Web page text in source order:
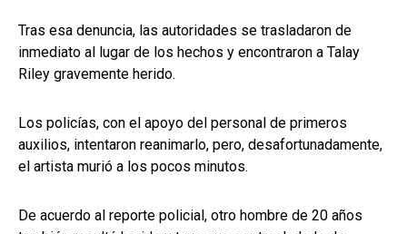
Tras esa denuncia, las autoridades se trasladaron de
inmediato al lugar de los hechos y encontraron a Talay
Riley gravemente herido.
Los policías, con el apoyo del personal de primeros
auxilios, intentaron reanimarlo, pero, desafortunadamente,
el artista murió a los pocos minutos.
De acuerdo al reporte policial, otro hombre de 20 años